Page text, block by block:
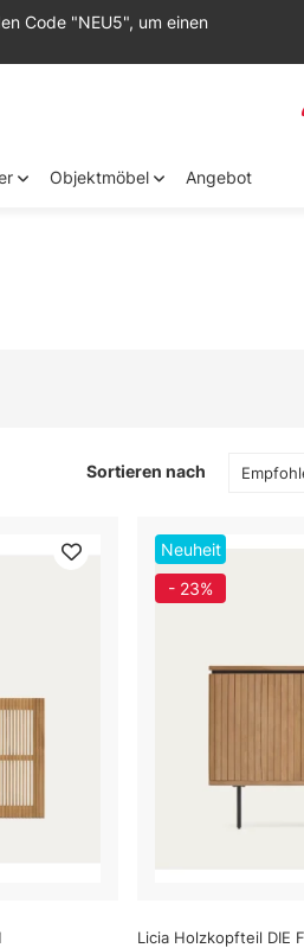
Code "NEU5", um einen
Objektmöbel Angebot
Sortieren nach
Neuheit
- 23%
Licia Holzkopfteil DIE